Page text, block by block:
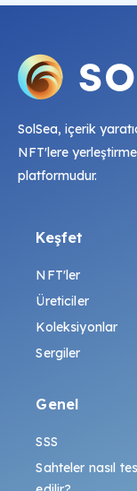
SolSea, içerik
NFT'lere
platformudur.
Keşfet
NFT'ler
Üreticiler
Koleksiyonlar
Sergiler
Genel
SSS
Sahteler nasıl